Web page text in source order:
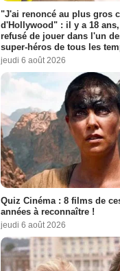
"J'ai renoncé au plus gros
d'Hollywood" : il y a 18
refusé de jouer dans l'un
super-héros de tous les
jeudi 6 août 2026
Quiz Cinéma : 8 films de
années à reconnaître !
jeudi 6 août 2026